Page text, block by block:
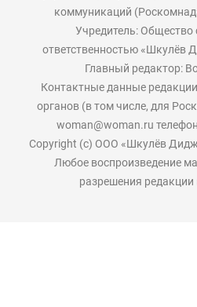
коммуникаций
Учредитель: Общество
ответственностью «Шкулёв
Главный редактор:
Контактные данные
органов (в том числе, для
woman@woman.ru
Copyright (с) ООО «Шкулёв
Любое воспроизведение
разрешения редакции